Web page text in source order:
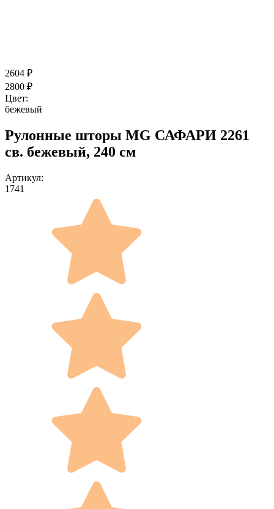
2604 ₽
2800 ₽
Цвет:
бежевый
Рулонные шторы MG САФАРИ 2261
св. бежевый, 240 см
Артикул:
1741